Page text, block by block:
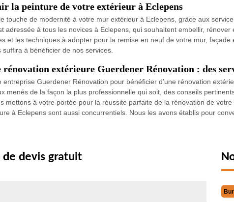
la peinture de votre extérieur à Eclepens
touche de modernité à votre mur extérieur à Eclepens, grâce aux
adressée à tous les novices à Eclepens, qui souhaitent embellir,
et les techniques à adopter pour la remise en neuf de votre mur,
à bénéficier de nos services.
extérieure Guerdener Rénovation : des
entreprise Guerdener Rénovation pour bénéficier d’une rénovation
menés de la façon la plus professionnelle qui soit, des conseils
mettons à votre portée pour la réussite parfaite de la rénovation de
à Eclepens sont aussi concurrentiels. Nous les avons établis pour
de devis gratuit